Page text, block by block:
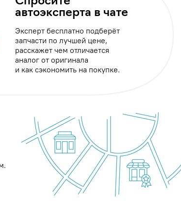
автоэксперта в чате
Эксперт бесплатно подберёт
запчасти по лучшей цене,
расскажет чем отличается
аналог от оригинала
и как сэкономить на покупке.